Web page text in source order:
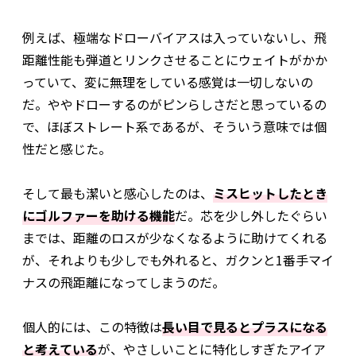
例えば、極端なドローバイアスは入っていないし、飛
距離性能も弾道とリンクさせることにウェイトがかか
っていて、変に無理をしている感覚は一切しないの
だ。ややドローするのがピンらしさだと思っているの
で、ほぼストレート系であるが、そういう意味では個
性だと感じた。
そして最も潔いと感心したのは、 ミスヒットしたとき
にゴルファーを助ける機能だ。芯を少し外したぐらい
までは、距離のロスが少なくなるように助けてくれる
が、それよりも少しでも外れると、ガクンと1番手マイ
ナスの飛距離になってしまうのだ。
個人的には、この特徴は長い目で見るとプラスになる
と考えているが、やさしいことに特化しすぎたアイア